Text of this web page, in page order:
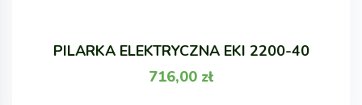
PILARKA ELEKTRYCZNA EKI 2200-40
716,00 zł